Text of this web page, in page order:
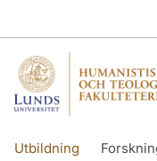
Utbildning